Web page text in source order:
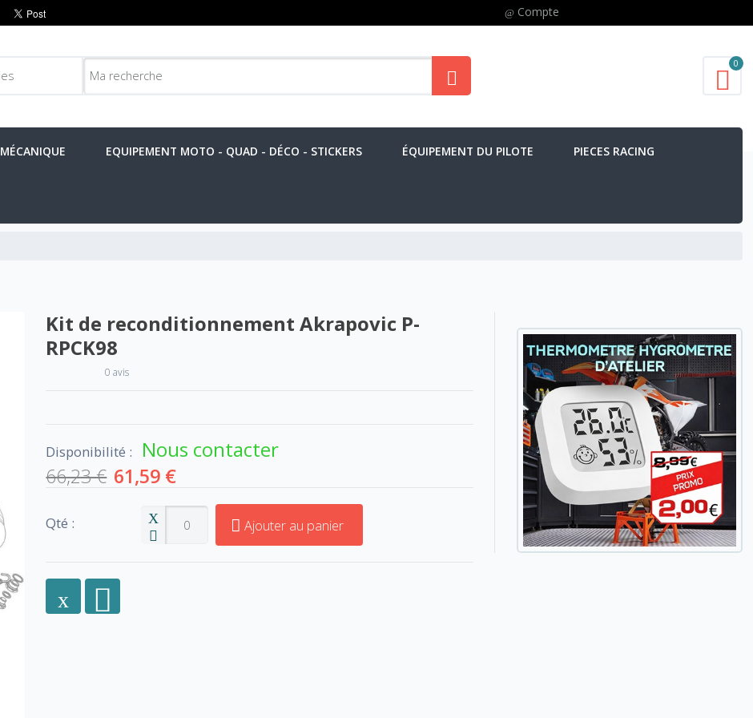
Compte
0
MÉCANIQUE EQUIPEMENT MOTO - QUAD - DÉCO - STICKERS ÉQUIPEMENT DU PILOTE PIECES RACING
Kit de reconditionnement Akrapovic P-
RPCK98
0 avis
Disponibilité : Nous contacter
66,23 € 61,59 €
Qté : Ajouter au panier